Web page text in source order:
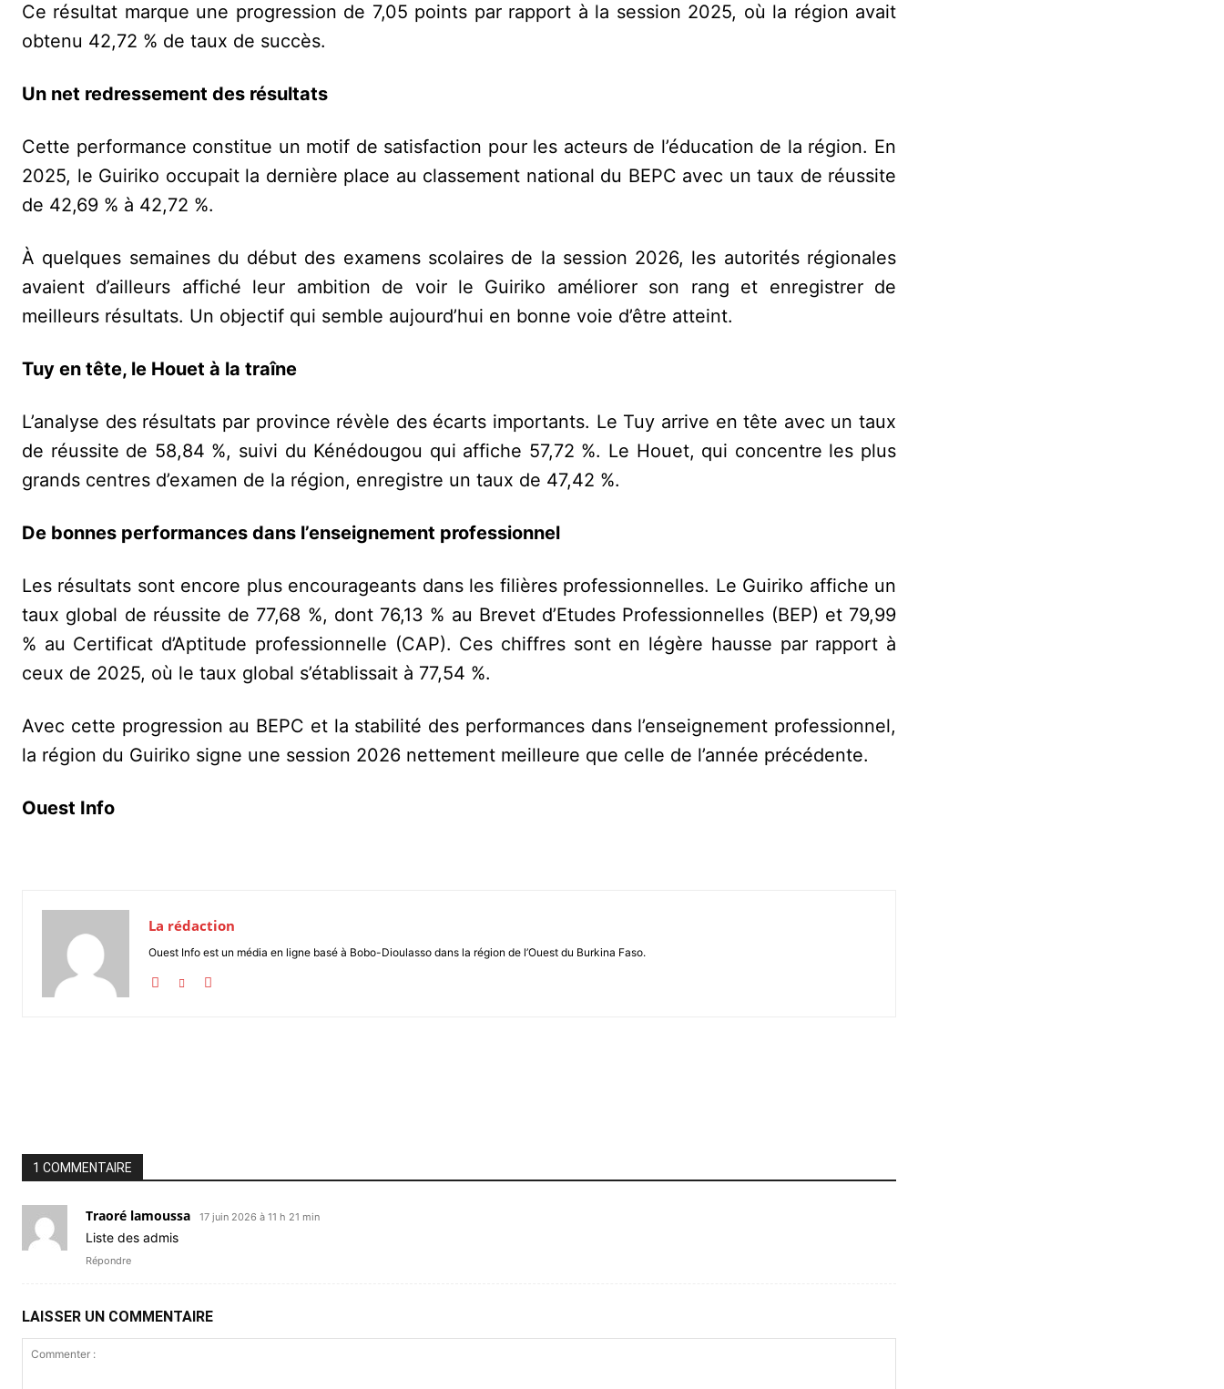
Ce résultat marque une progression de 7,05 points par rapport à la session 2025, où la région avait
obtenu 42,72 % de taux de succès.
Un net redressement des résultats
Cette performance constitue un motif de satisfaction pour les acteurs de l’éducation de la région. En
2025, le Guiriko occupait la dernière place au classement national du BEPC avec un taux de réussite
de 42,69 % à 42,72 %.
À quelques semaines du début des examens scolaires de la session 2026, les autorités régionales
avaient d’ailleurs affiché leur ambition de voir le Guiriko améliorer son rang et enregistrer de
meilleurs résultats. Un objectif qui semble aujourd’hui en bonne voie d’être atteint.
Tuy en tête, le Houet à la traîne
L’analyse des résultats par province révèle des écarts importants. Le Tuy arrive en tête avec un taux
de réussite de 58,84 %, suivi du Kénédougou qui affiche 57,72 %. Le Houet, qui concentre les plus
grands centres d’examen de la région, enregistre un taux de 47,42 %.
De bonnes performances dans l’enseignement professionnel
Les résultats sont encore plus encourageants dans les filières professionnelles. Le Guiriko affiche un
taux global de réussite de 77,68 %, dont 76,13 % au Brevet d’Etudes Professionnelles (BEP) et 79,99
% au Certificat d’Aptitude professionnelle (CAP). Ces chiffres sont en légère hausse par rapport à
ceux de 2025, où le taux global s’établissait à 77,54 %.
Avec cette progression au BEPC et la stabilité des performances dans l’enseignement professionnel,
la région du Guiriko signe une session 2026 nettement meilleure que celle de l’année précédente.
Ouest Info
La rédaction
Ouest Info est un média en ligne basé à Bobo-Dioulasso dans la région de l’Ouest du Burkina Faso.
1 COMMENTAIRE
Traoré lamoussa 17 juin 2026 à 11 h 21 min
Liste des admis
Répondre
LAISSER UN COMMENTAIRE